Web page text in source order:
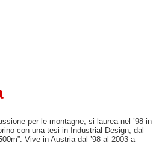
per le montagne, si laurea nel ’98 in
con una tesi in Industrial Design, dal
Vive in Austria dal ’98 al 2003 a